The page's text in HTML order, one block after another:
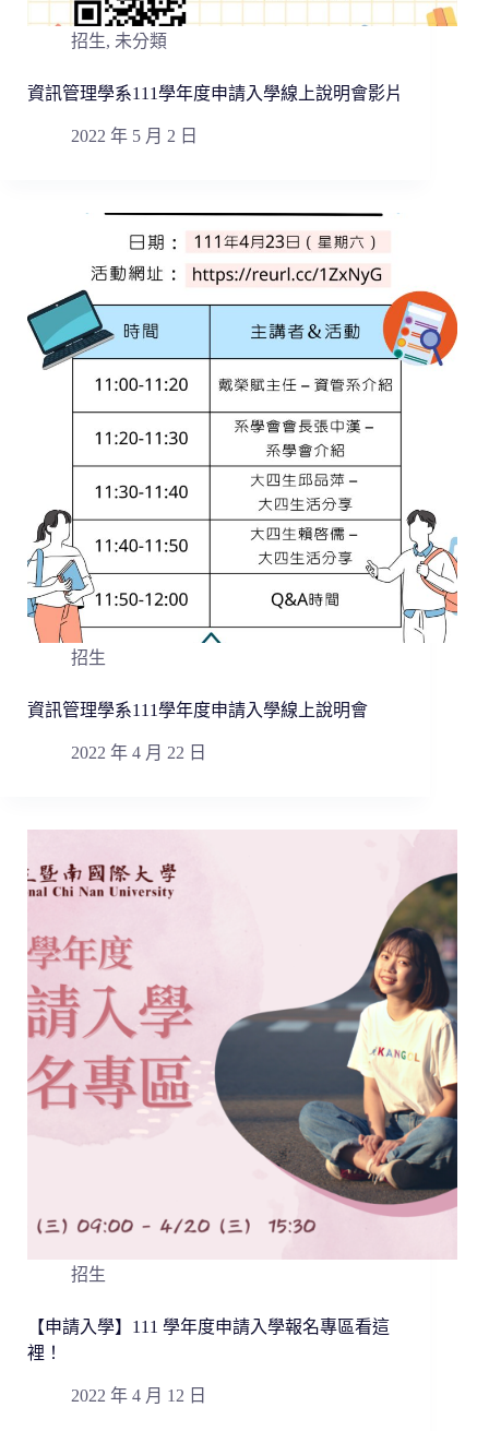
招生, 未分類
資訊管理學系111學年度申請入學線上說明會影片
2022 年 5 月 2 日
招生
資訊管理學系111學年度申請入學線上說明會
2022 年 4 月 22 日
招生
【申請入學】111 學年度申請入學報名專區看這
裡！
2022 年 4 月 12 日